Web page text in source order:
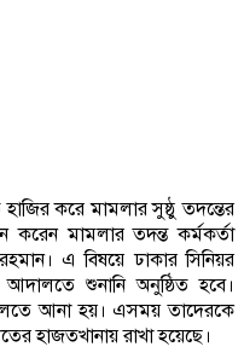
করে মামলার সুষ্ঠু তদন্তের
করেন মামলার তদন্ত কর্মকর্তা
এ বিষয়ে ঢাকার সিনিয়র
আদালতে শুনানি অনুষ্ঠিত হবে।
আনা হয়। এসময় তাদেরকে
হাজতখানায় রাখা হয়েছে।